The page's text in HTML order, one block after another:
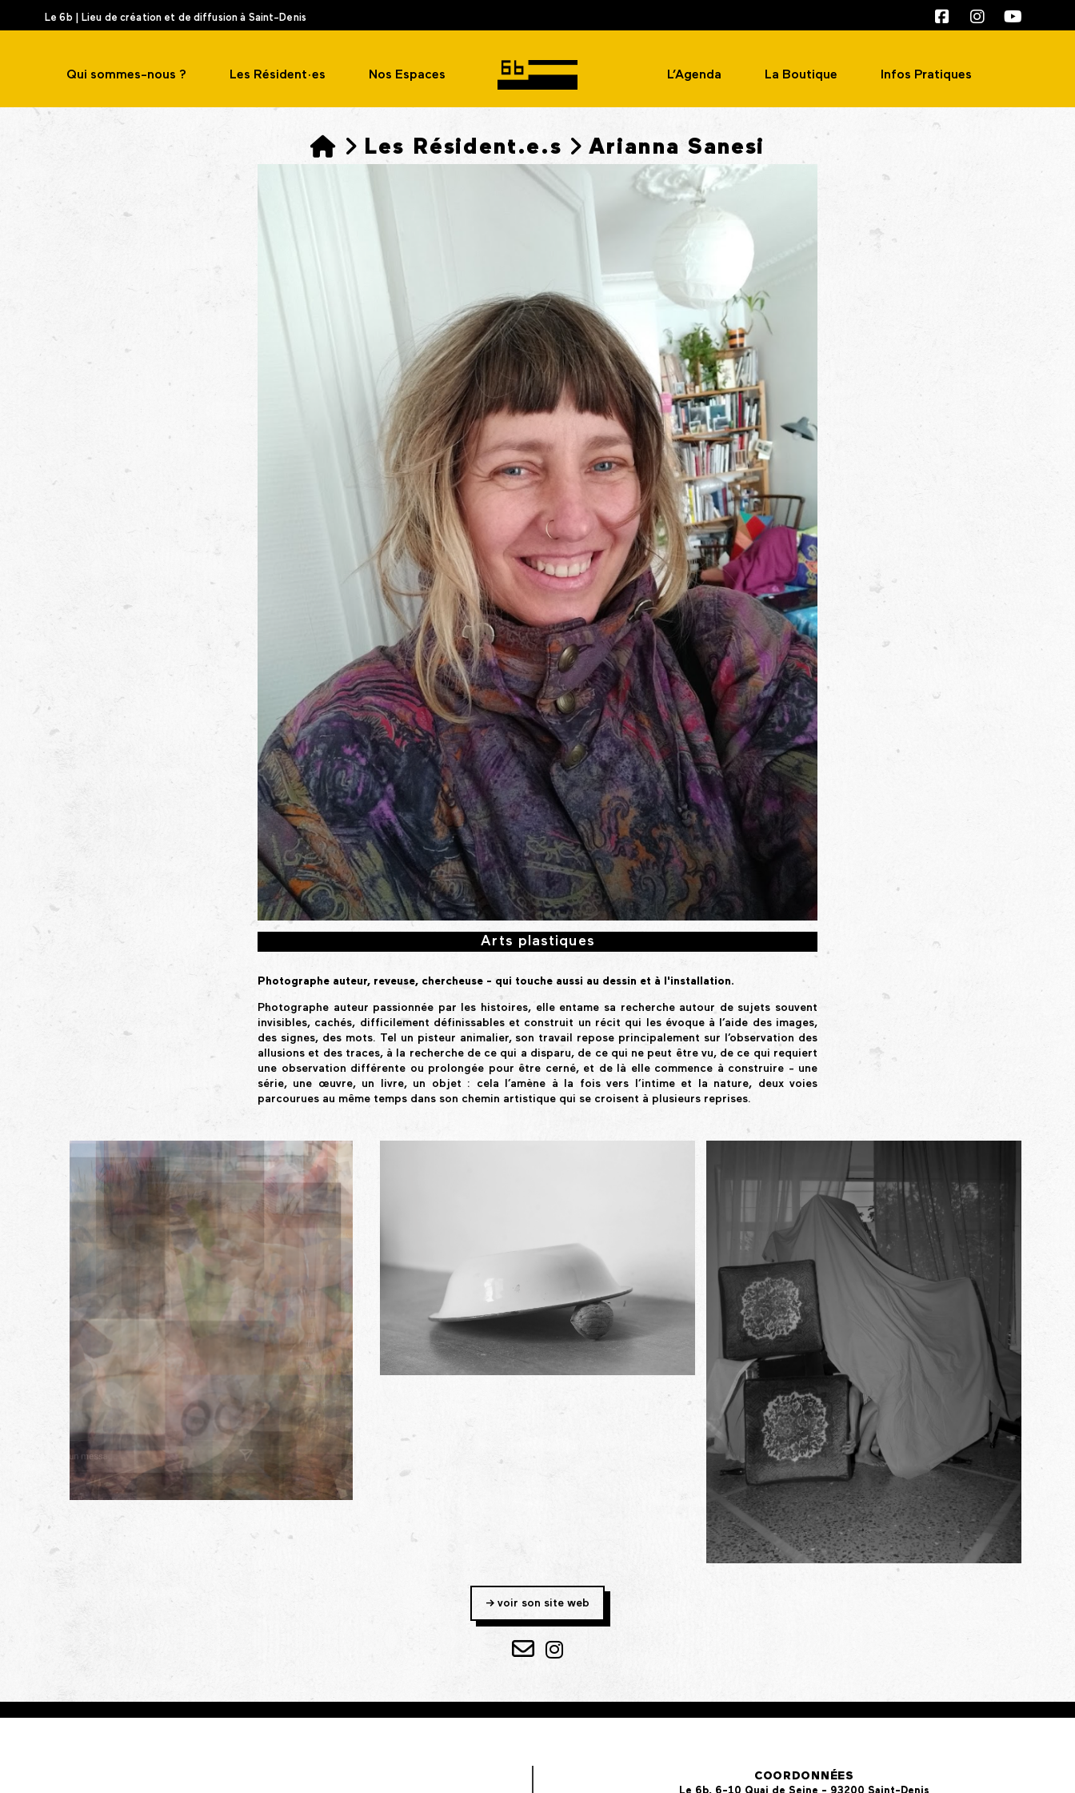
Le 6b | Lieu de création et de diffusion à Saint-Denis
Qui sommes-nous ? Les Résident·es Nos Espaces L’Agenda La Boutique Infos Pratiques
Accueil
Les Résident.e.s Arianna Sanesi
Arts plastiques
Photographe auteur, reveuse, chercheuse - qui touche aussi au dessin et à l'installation.
Photographe auteur passionnée par les histoires, elle entame sa recherche autour de sujets souvent
invisibles, cachés, difficilement définissables et construit un récit qui les évoque à l’aide des images,
des signes, des mots. Tel un pisteur animalier, son travail repose principalement sur l’observation des
allusions et des traces, à la recherche de ce qui a disparu, de ce qui ne peut être vu, de ce qui requiert
une observation différente ou prolongée pour être cerné, et de là elle commence à construire - une
série, une œuvre, un livre, un objet : cela l’amène à la fois vers l’intime et la nature, deux voies
parcourues au même temps dans son chemin artistique qui se croisent à plusieurs reprises.
-> voir son site web
COORDONNÉES
Le 6b, 6-10 Quai de Seine - 93200 Saint-Denis